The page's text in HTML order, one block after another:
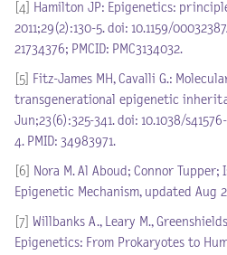
[4]
Hamilton JP: Epigenetics:
2011;29(2):130-5. doi: 10.1159/
21734376; PMCID: PMC3134032.
[5]
Fitz-James MH, Cavalli G.:
transgenerational epigenetic
Jun;23(6):325-341. doi: 10.1038/
4. PMID: 34983971.
[6]
Nora M. Al Aboud; Connor Tupper;
Epigenetic Mechanism, updated Aug
[7] Willbanks A., Leary M.,
Epigenetics: From Prokaryotes to